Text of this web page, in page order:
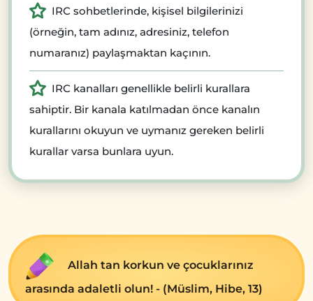
IRC sohbetlerinde, kişisel bilgilerinizi
(örneğin, tam adınız, adresiniz, telefon
numaranız) paylaşmaktan kaçının.
IRC kanalları genellikle belirli kurallara
sahiptir. Bir kanala katılmadan önce kanalın
kurallarını okuyun ve uymanız gereken belirli
kurallar varsa bunlara uyun.
Allah tan korkun ve çocuklarınız
arasında adaletli olun! - (Müslim, Hibe, 13)